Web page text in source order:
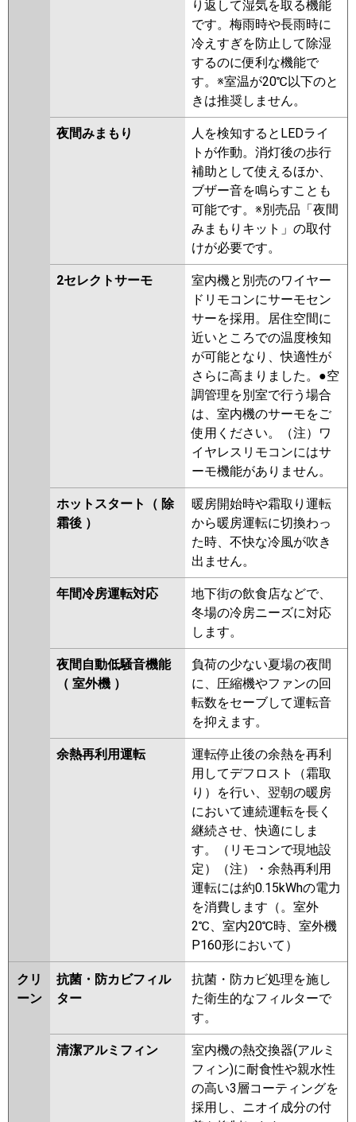
り返して湿気を取る機能
です。梅雨時や長雨時に
冷えすぎを防止して除湿
するのに便利な機能で
す。※室温が20℃以下のと
きは推奨しません。
夜間みまもり
人を検知するとLEDライ
トが作動。消灯後の歩行
補助として使えるほか、
ブザー音を鳴らすことも
可能です。※別売品「夜間
みまもりキット」の取付
けが必要です。
2セレクトサーモ
室内機と別売のワイヤー
ドリモコンにサーモセン
サーを採用。居住空間に
近いところでの温度検知
が可能となり、快適性が
さらに高まりました。●空
調管理を別室で行う場合
は、室内機のサーモをご
使用ください。（注）ワ
イヤレスリモコンにはサ
ーモ機能がありません。
ホットスタート（ 除
霜後 ）
暖房開始時や霜取り運転
から暖房運転に切換わっ
た時、不快な冷風が吹き
出ません。
年間冷房運転対応
地下街の飲食店などで、
冬場の冷房ニーズに対応
します。
夜間自動低騒音機能
（ 室外機 ）
負荷の少ない夏場の夜間
に、圧縮機やファンの回
転数をセーブして運転音
を抑えます。
余熱再利用運転
運転停止後の余熱を再利
用してデフロスト（霜取
り）を行い、翌朝の暖房
において連続運転を長く
継続させ、快適にしま
す。（リモコンで現地設
定）（注）・余熱再利用
運転には約0.15kWhの電力
を消費します（。室外
2℃、室内20℃時、室外機
P160形において）
クリ
ーン
抗菌・防カビフィル
ター
抗菌・防カビ処理を施し
た衛生的なフィルターで
す。
清潔アルミフィン
室内機の熱交換器(アルミ
フィン)に耐食性や親水性
の高い3層コーティングを
採用し、ニオイ成分の付